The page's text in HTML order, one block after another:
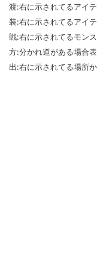
渡:右に示されてるアイテ
装:右に示されてるアイ
戦:右に示されてるモン
方:分かれ道がある場合
出:右に示されてる場所か